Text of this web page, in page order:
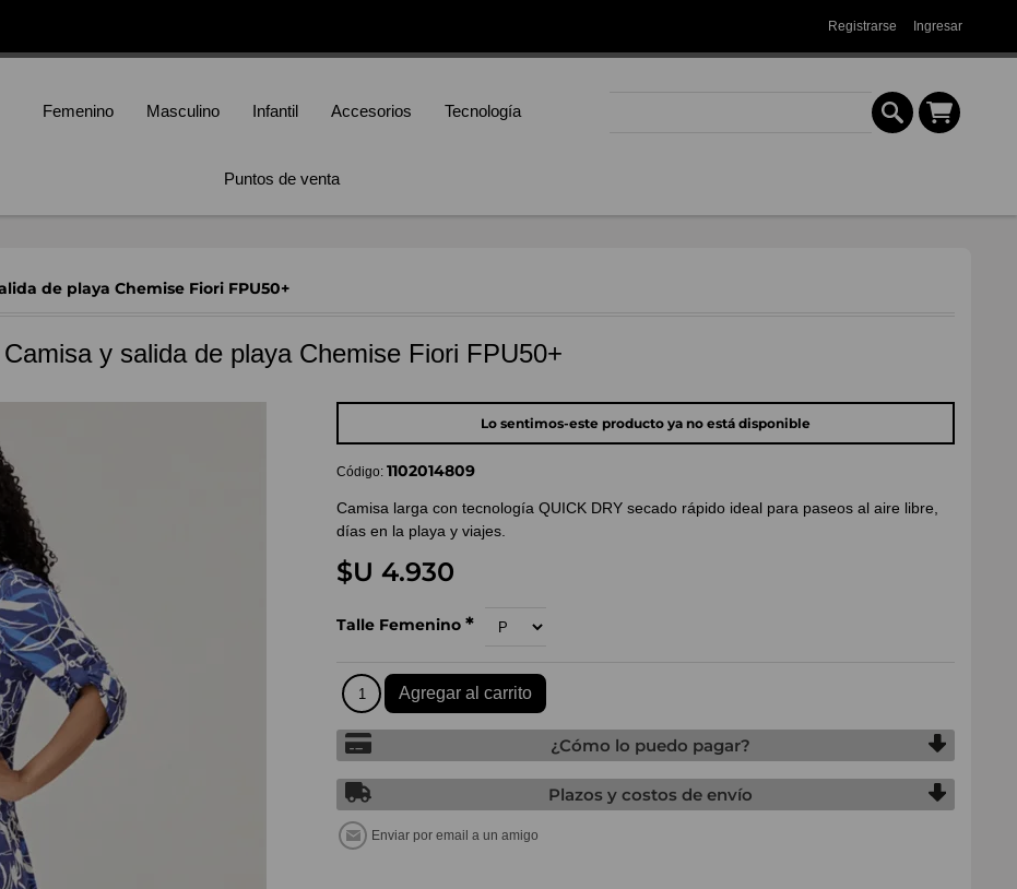
Registrarse Ingresar
Femenino Masculino Infantil Accesorios Tecnología
Puntos de venta
de playa Chemise Fiori FPU50+
Camisa y salida de playa Chemise Fiori FPU50+
Lo sentimos-este producto ya no está disponible
Código: 1102014809
Camisa larga con tecnología QUICK DRY secado rápido ideal para paseos al aire libre,
días en la playa y viajes.
$U 4.930
Talle Femenino*
¿Cómo lo puedo pagar?
Plazos y costos de envío